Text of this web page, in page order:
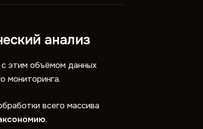
анализ
этим объёмом данных
мониторинга.
всего массива
.